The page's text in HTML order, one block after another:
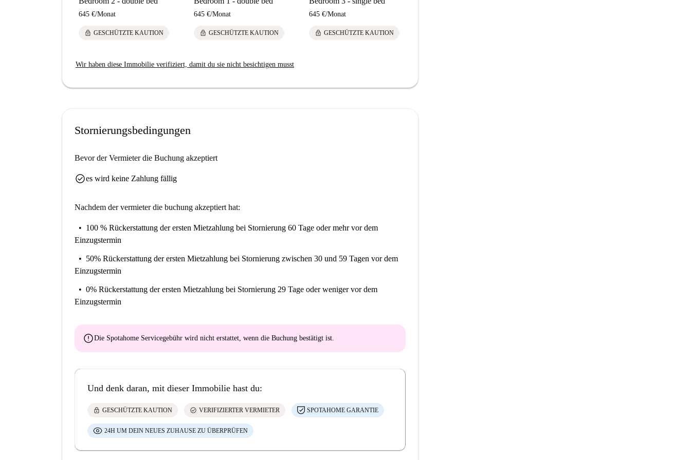
645 €/Monat
lock GESCHÜTZTE KAUTION
645 €/Monat
lock GESCHÜTZTE KAUTION
645 €/Monat
lock GESCHÜTZTE KAUTION
Wir haben diese Immobilie verifiziert, damit du sie nicht besichtigen musst
Stornierungsbedingungen
Bevor der Vermieter die Buchung akzeptiert
check_circlees wird keine Zahlung fällig
Nachdem der vermieter die buchung akzeptiert hat:
100 % Rückerstattung der ersten Mietzahlung bei Stornierung 60 Tage oder mehr vor dem
Einzugstermin
50% Rückerstattung der ersten Mietzahlung bei Stornierung zwischen 30 und 59 Tagen vor dem
Einzugstermin
0% Rückerstattung der ersten Mietzahlung bei Stornierung 29 Tage oder weniger vor dem
Einzugstermin
errorDie Spotahome Servicegebühr wird nicht erstattet , wenn die Buchung bestätigt ist.
Und denk daran, mit dieser Immobilie hast du:
lock GESCHÜTZTE KAUTION check_circle VERIFIZIERTER VERMIETER SPOTAHOME GARANTIE
24H UM DEIN NEUES ZUHAUSE ZU ÜBERPRÜFEN